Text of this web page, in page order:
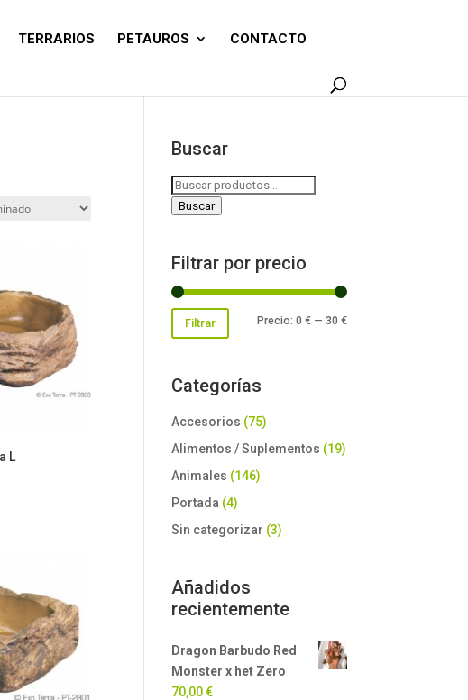
TERRARIOS PETAUROS CONTACTO
L
Buscar
Buscar
por:
Buscar
Filtrar por precio
Precio
Precio
Filtrar Precio: 0 €— 30 €
Categorías
Accesorios (75)
Alimentos / Suplementos (19)
Animales (146)
Portada (4)
Sin categorizar (3)
Añadidos
recientemente
Dragon Barbudo Red
Monster x het Zero
70,00€